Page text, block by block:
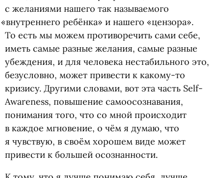
с желаниями нашего так называемого
«внутреннего ребёнка» и нашего «цензора».
То есть мы можем противоречить сами себе,
иметь самые разные желания, самые разные
убеждения, и для человека нестабильного это,
безусловно, может привести к какому-то
кризису. Другими словами, вот эта часть Self-
Awareness, повышение самоосознавания,
понимания того, что со мной происходит
в каждое мгновение, о чём я думаю, что
я чувствую, в своём хорошем виде может
привести к большей осознанности.